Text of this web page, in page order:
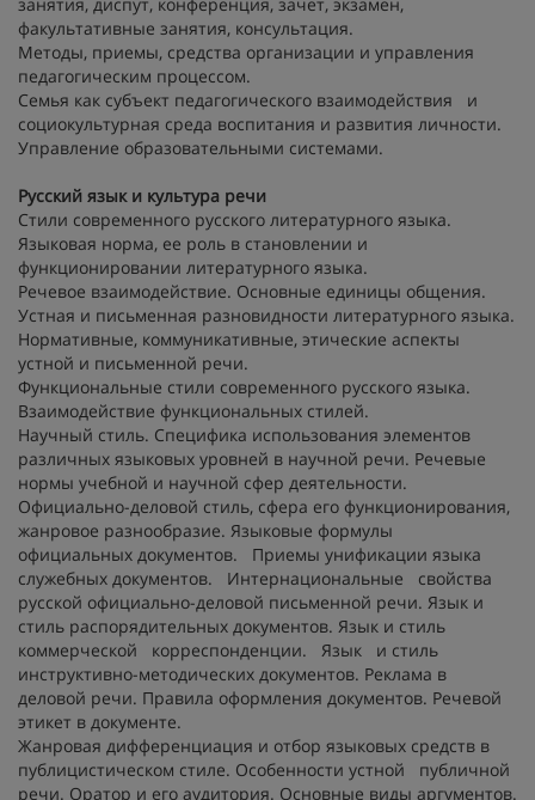
факультативные занятия, консультация.
Методы, приемы, средства организации и управления
педагогическим процессом.
Семья как субъект педагогического взаимодействия и
социокультурная среда воспитания и развития личности.
Управление образовательными системами.
Русский язык и культура речи
Стили современного русского литературного языка.
Языковая норма, ее роль в становлении и
функционировании литературного языка.
Речевое взаимодействие. Основные единицы общения.
Устная и письменная разновидности литературного языка.
Нормативные, коммуникативные, этические аспекты
устной и письменной речи.
Функциональные стили современного русского языка.
Взаимодействие функциональных стилей.
Научный стиль. Специфика использования элементов
различных языковых уровней в научной речи. Речевые
нормы учебной и научной сфер деятельности.
Официально-деловой стиль, сфера его функционирования,
жанровое разнообразие. Языковые формулы
официальных документов. Приемы унификации языка
служебных документов. Интернациональные свойства
русской официально-деловой письменной речи. Язык и
стиль распорядительных документов. Язык и стиль
коммерческой корреспонденции. Язык и стиль
инструктивно-методических документов. Реклама в
деловой речи. Правила оформления документов. Речевой
этикет в документе.
Жанровая дифференциация и отбор языковых средств в
публицистическом стиле. Особенности устной публичной
речи. Оратор и его аудитория. Основные виды аргументов.